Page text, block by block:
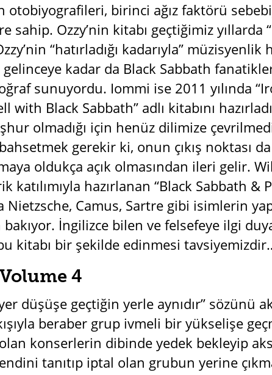
otobiyografileri, birinci ağız faktörü
sahip. Ozzy’nin kitabı geçtiğimiz yıllarda
“hatırladığı kadarıyla” müzisyenlik
kadar da Black Sabbath
sunuyordu. Iommi ise 2011 yılında
with Black Sabbath” adlı kitabını
olmadığı için henüz dilimize
gerekir ki, onun çıkış noktası
oldukça açık olmasından ileri gelir.
katılımıyla hazırlanan “Black Sabbath
Nietzsche, Camus, Sartre gibi isimlerin
İngilizce bilen ve felsefeye ilgi
kitabı bir şekilde edinmesi
4
düşüşe geçtiğin yerle aynıdır” sözünü
beraber grup ivmeli bir yükselişe
konserlerin dibinde yedek bekleyip
tanıtıp iptal olan grubun yerine